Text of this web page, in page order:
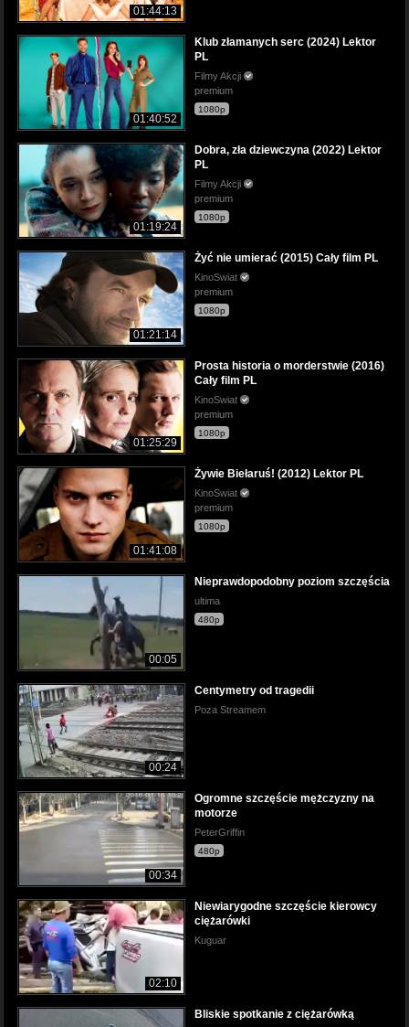
01:44:13
01:40:52
Klub złamanych serc (2024) Lektor
PL
Filmy Akcji
premium
1080p
01:19:24
Dobra, zła dziewczyna (2022) Lektor
PL
Filmy Akcji
premium
1080p
01:21:14
Żyć nie umierać (2015) Cały film PL
KinoSwiat
premium
1080p
01:25:29
Prosta historia o morderstwie (2016)
Cały film PL
KinoSwiat
premium
1080p
01:41:08
Żywie Biełaruś! (2012) Lektor PL
KinoSwiat
premium
1080p
00:05
Nieprawdopodobny poziom szczęścia
ultima
480p
00:24
Centymetry od tragedii
Poza Streamem
00:34
Ogromne szczęście mężczyzny na
motorze
PeterGriffin
480p
02:10
Niewiarygodne szczęście kierowcy
ciężarówki
Kuguar
Bliskie spotkanie z ciężarówką